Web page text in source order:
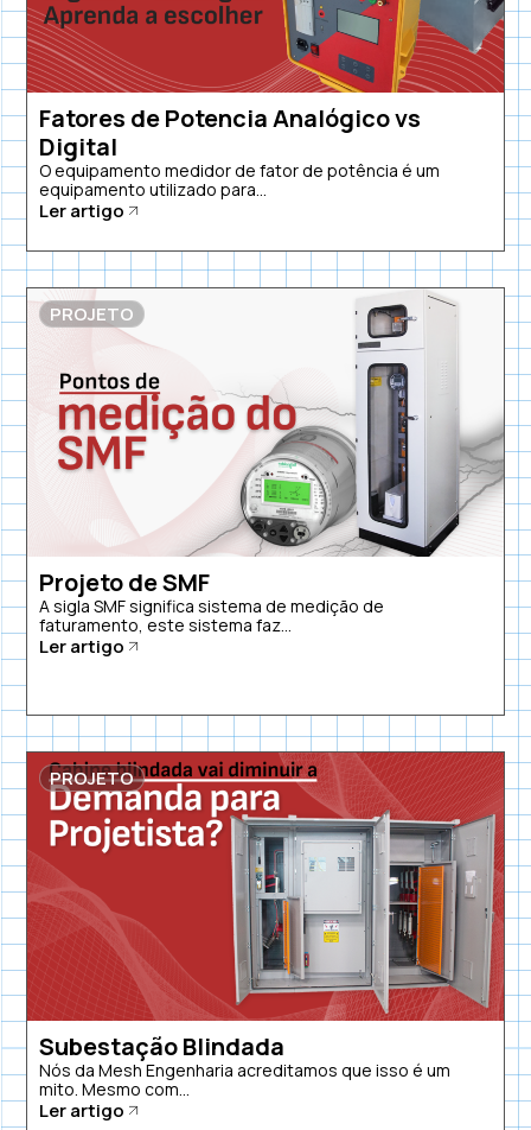
Fatores de Potencia Analógico vs
Digital
O equipamento medidor de fator de potência é um
equipamento utilizado para...
Ler artigo
PROJETO
Projeto de SMF
A sigla SMF significa sistema de medição de
faturamento, este sistema faz...
Ler artigo
PROJETO
Subestação Blindada
Nós da Mesh Engenharia acreditamos que isso é um
mito. Mesmo com...
Ler artigo